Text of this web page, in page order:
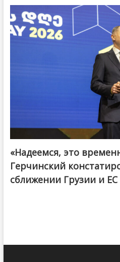
«Надеемся, это
Герчинский
сближении Грузии и ЕС